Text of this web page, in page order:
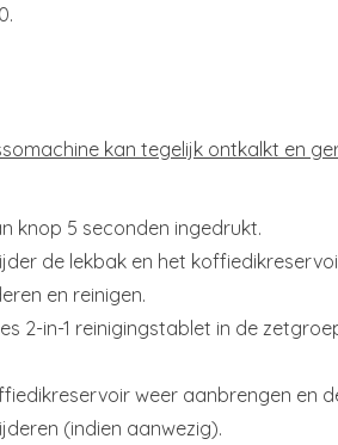
kan tegelijk ontkalkt en
knop 5 seconden ingedrukt.
de lekbak en het
en reinigen.
2-in-1 reinigingstablet in de
weer aanbrengen en
(indien aanwezig).